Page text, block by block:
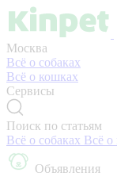
Москва
Всё о собаках
Всё о кошках
Сервисы
Поиск по статьям
Всё о собаках Всё о
Объявления